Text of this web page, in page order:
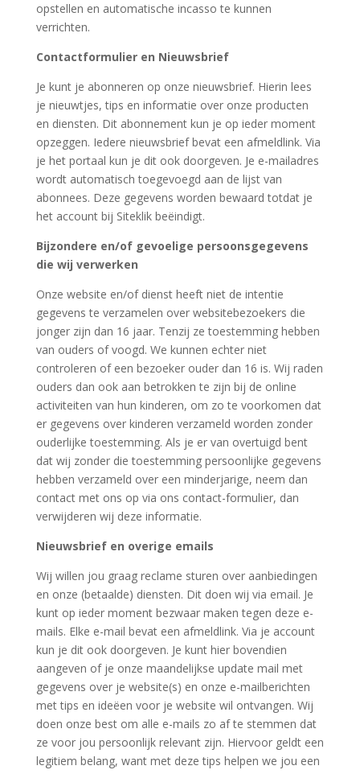
opstellen en automatische incasso te kunnen
verrichten.
Contactformulier en Nieuwsbrief
Je kunt je abonneren op onze nieuwsbrief. Hierin lees
je nieuwtjes, tips en informatie over onze producten
en diensten. Dit abonnement kun je op ieder moment
opzeggen. Iedere nieuwsbrief bevat een afmeldlink. Via
je het portaal kun je dit ook doorgeven. Je e-mailadres
wordt automatisch toegevoegd aan de lijst van
abonnees. Deze gegevens worden bewaard totdat je
het account bij Siteklik beëindigt.
Bijzondere en/of gevoelige persoonsgegevens
die wij verwerken
Onze website en/of dienst heeft niet de intentie
gegevens te verzamelen over websitebezoekers die
jonger zijn dan 16 jaar. Tenzij ze toestemming hebben
van ouders of voogd. We kunnen echter niet
controleren of een bezoeker ouder dan 16 is. Wij raden
ouders dan ook aan betrokken te zijn bij de online
activiteiten van hun kinderen, om zo te voorkomen dat
er gegevens over kinderen verzameld worden zonder
ouderlijke toestemming. Als je er van overtuigd bent
dat wij zonder die toestemming persoonlijke gegevens
hebben verzameld over een minderjarige, neem dan
contact met ons op via ons contact-formulier, dan
verwijderen wij deze informatie.
Nieuwsbrief en overige emails
Wij willen jou graag reclame sturen over aanbiedingen
en onze (betaalde) diensten. Dit doen wij via email. Je
kunt op ieder moment bezwaar maken tegen deze e-
mails. Elke e-mail bevat een afmeldlink. Via je account
kun je dit ook doorgeven. Je kunt hier bovendien
aangeven of je onze maandelijkse update mail met
gegevens over je website(s) en onze e-mailberichten
met tips en ideëen voor je website wil ontvangen. Wij
doen onze best om alle e-mails zo af te stemmen dat
ze voor jou persoonlijk relevant zijn. Hiervoor geldt een
legitiem belang, want met deze tips helpen we jou een